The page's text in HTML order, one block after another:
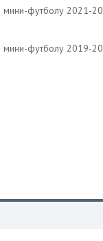
мини-футболу 2021-
мини-футболу 2019-